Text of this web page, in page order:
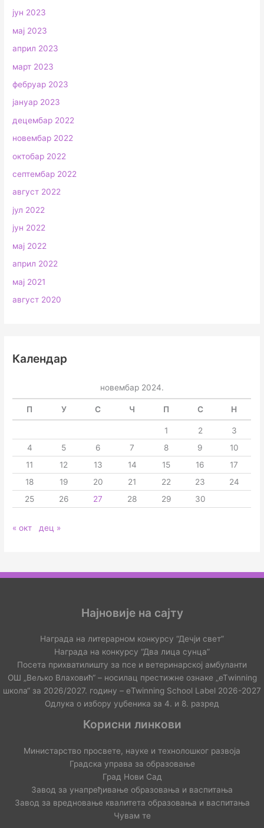
јун 2023
мај 2023
април 2023
март 2023
фебруар 2023
јануар 2023
децембар 2022
новембар 2022
октобар 2022
септембар 2022
август 2022
јул 2022
јун 2022
мај 2022
април 2022
мај 2021
август 2020
Календар
новембар 2024.
П У С Ч П С Н
1 2
3
4
5 6 7 8 9
10
11
12 13 14 15 16
17
18
19 20 21 22 23
24
25
26 27 28 29 30
« окт дец »
Најновије на сајту
Награда на литерарном конкурсу “Дечји свет”
Награда на конкурсу “Два лица сунца”
Посета прихватилишту за псе и ветеринарској амбуланти
ОШ „Вељко Влаховић“ – носилац престижне ознаке „еТwinning
школа“ за 2026/2027. годину – еTwinning School Label 2026-2027
Одлука о избору уџбеника за 4. и 8. разред
Корисни линкови
Министарство просвете, науке и технолошког развоја
Градска управа за образовање
Град Нови Сад
Завод за унапређивање образовања и васпитања
Завод за вредновање квалитета образовања и васпитања
Чувам те